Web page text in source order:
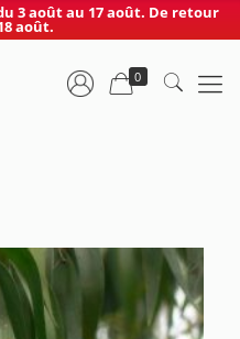
3 août au 17 août. De retour
août.
0